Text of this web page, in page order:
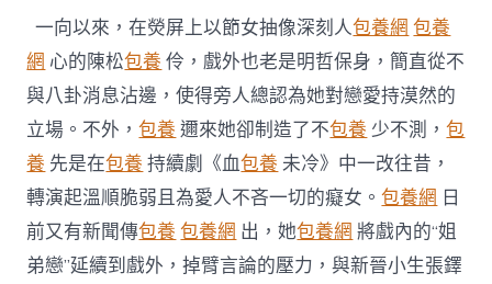
姐
弟
戀
風
聞
戲
內
戲
外
皆
“為
愛
一向以來，在熒屏上以節女抽像深刻人包養網 包養
網 心的陳松包養 伶，戲外也老是明哲保身，簡直從不
與八卦消息沾邊，使得旁人總認為她對戀愛持漠然的
立場。不外，包養 邇來她卻制造了不包養 少不測，包
養 先是在包養 持續劇《血包養 未冷》中一改往昔，
轉演起溫順脆弱且為愛人不吝一切的癡女。包養網 日
前又有新聞傳包養 包養網 出，她包養網 將戲內的“姐
弟戀”延續到戲外，掉臂言論的壓力，與新晉小生張鐸